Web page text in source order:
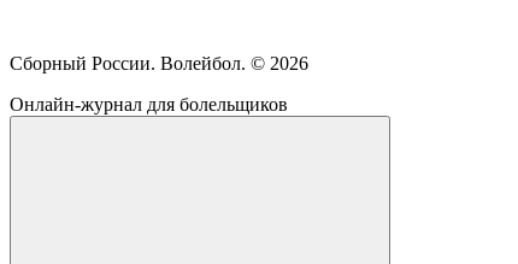
Сборный России. Волейбол. © 2026
Онлайн-журнал для болельщиков